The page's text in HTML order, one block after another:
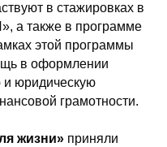
в стажировках в
а также в программе
этой программы
в оформлении
и юридическую
грамотности.
жизни» приняли